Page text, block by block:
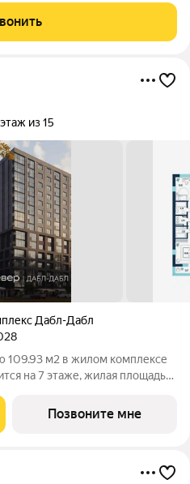
в районе с уже
из 15
Дабл-Дабл
109.93 м2 в жилом комплексе
на 7 этаже, жилая площадь
Позвоните мне